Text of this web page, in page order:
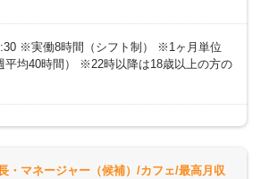
※実働8時間（シフト制） ※1ヶ月単位
平均40時間） ※22時以降は18歳以上の方の
・マネージャー（候補）/カフェ/最高月収